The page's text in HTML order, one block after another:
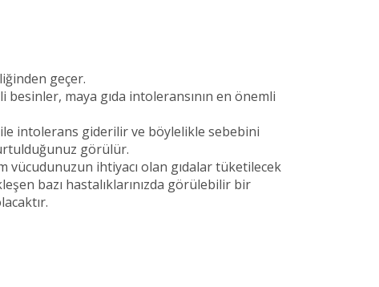
geçer.
maya gıda intoleransının en önemli
intolerans giderilir ve böylelikle sebebini
görülür.
vücudunuzun ihtiyacı olan gıdalar tüketilecek
bazı hastalıklarınızda görülebilir bir